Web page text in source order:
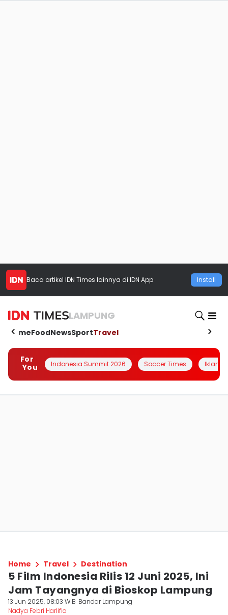
Baca artikel IDN Times lainnya di IDN App Install
LAMPUNG
HomeFoodNewsSportTravel
For
You
Indonesia Summit 2026 Soccer Times Iklanin
Home Travel Destination
5 Film Indonesia Rilis 12 Juni 2025, Ini
Jam Tayangnya di Bioskop Lampung
13 Jun 2025, 08:03 WIB Bandar Lampung
Nadya Febri Harlifia